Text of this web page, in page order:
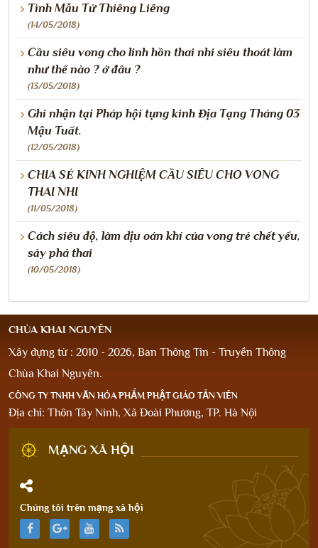
Tình Mẫu Tử Thiêng Liêng
(14/05/2018)
Cầu siêu vong cho linh hồn thai nhi siêu thoát làm
như thế nào ? ở đâu ?
(13/05/2018)
Ghi nhận tại Pháp hội tụng kinh Địa Tạng Tháng 03
Mậu Tuất.
(12/05/2018)
CHIA SẺ KINH NGHIỆM CẦU SIÊU CHO VONG
THAI NHI
(11/05/2018)
Cách siêu độ, làm dịu oán khí của vong trẻ chết yểu,
sảy phá thai
(10/05/2018)
CHÙA KHAI NGUYÊN
Xây dựng từ : 2010 - 2026, Ban Thông Tin - Truyền Thông
Chùa Khai Nguyên.
CÔNG TY TNHH VĂN HÓA PHẨM PHẬT GIÁO TẢN VIÊN
Địa chỉ: Thôn Tây Ninh, Xã Đoài Phương, TP. Hà Nội
MẠNG XÃ HỘI
Chúng tôi trên mạng xã hội